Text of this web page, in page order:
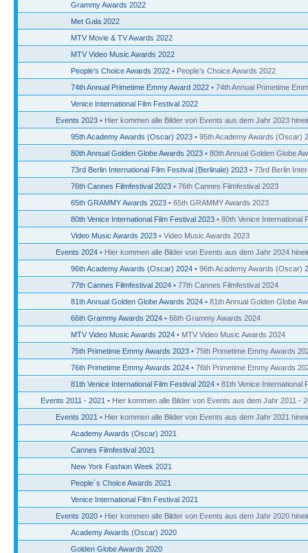
Grammy Awards 2022
Met Gala 2022
MTV Movie & TV Awards 2022
MTV Video Music Awards 2022
People’s Choice Awards 2022 • People’s Choice Awards 2022
74th Annual Primetime Emmy Award 2022 • 74th Annual Primetime
Venice International Film Festival 2022
Events 2023 • Hier kommen alle Bilder von Events aus dem Jahr 2023
95th Academy Awards (Oscar) 2023 • 95th Academy Awards (Oscar)
80th Annual Golden Globe Awards 2023 • 80th Annual Golden Globe
73rd Berlin International Film Festival (Berlinale) 2023 • 73rd Berlin
76th Cannes Filmfestival 2023 • 76th Cannes Filmfestival 2023
65th GRAMMY Awards 2023 • 65th GRAMMY Awards 2023
80th Venice International Film Festival 2023 • 80th Venice International
Video Music Awards 2023 • Video Music Awards 2023
Events 2024 • Hier kommen alle Bilder von Events aus dem Jahr 2024
96th Academy Awards (Oscar) 2024 • 96th Academy Awards (Oscar)
77th Cannes Filmfestival 2024 • 77th Cannes Filmfestival 2024
81th Annual Golden Globe Awards 2024 • 81th Annual Golden Globe
66th Grammy Awards 2024 • 66th Grammy Awards 2024
MTV Video Music Awards 2024 • MTV Video Music Awards 2024
75th Primetime Emmy Awards 2023 • 75th Primetime Emmy Awards
76th Primetime Emmy Awards 2024 • 76th Primetime Emmy Awards
81th Venice International Film Festival 2024 • 81th Venice International
Events 2011 - 2021 • Hier kommen alle Bilder von Events aus dem Jahr 2011 -
Events 2021 • Hier kommen alle Bilder von Events aus dem Jahr 2021
Academy Awards (Oscar) 2021
Cannes Filmfestival 2021
New York Fashion Week 2021
People´s Choice Awards 2021
Venice International Film Festival 2021
Events 2020 • Hier kommen alle Bilder von Events aus dem Jahr 2020
Academy Awards (Oscar) 2020
Golden Globe Awards 2020